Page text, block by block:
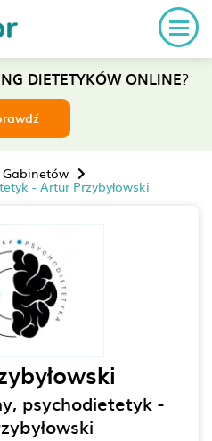
DIETETYKÓW ONLINE?
- Artur Przybyłowski
psychodietetyk -